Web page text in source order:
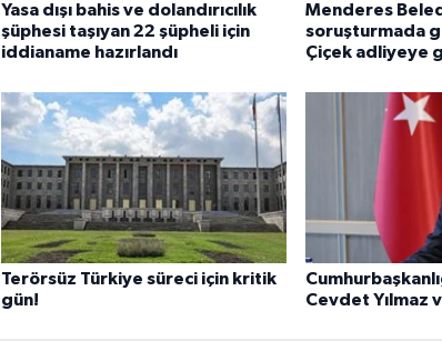
Yasa dışı bahis ve dolandırıcılık
şüphesi taşıyan 22 şüpheli için
iddianame hazırlandı
Menderes
soruşturmada
Çiçek adliyeye
Terörsüz Türkiye süreci için kritik
gün!
Cevdet Yılmaz